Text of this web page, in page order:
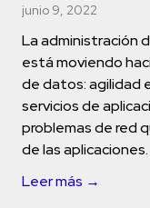
junio 9, 2022
La administración
está moviendo
de datos: agilidad
servicios de
problemas de red
de las aplicaciones.
Leer más →